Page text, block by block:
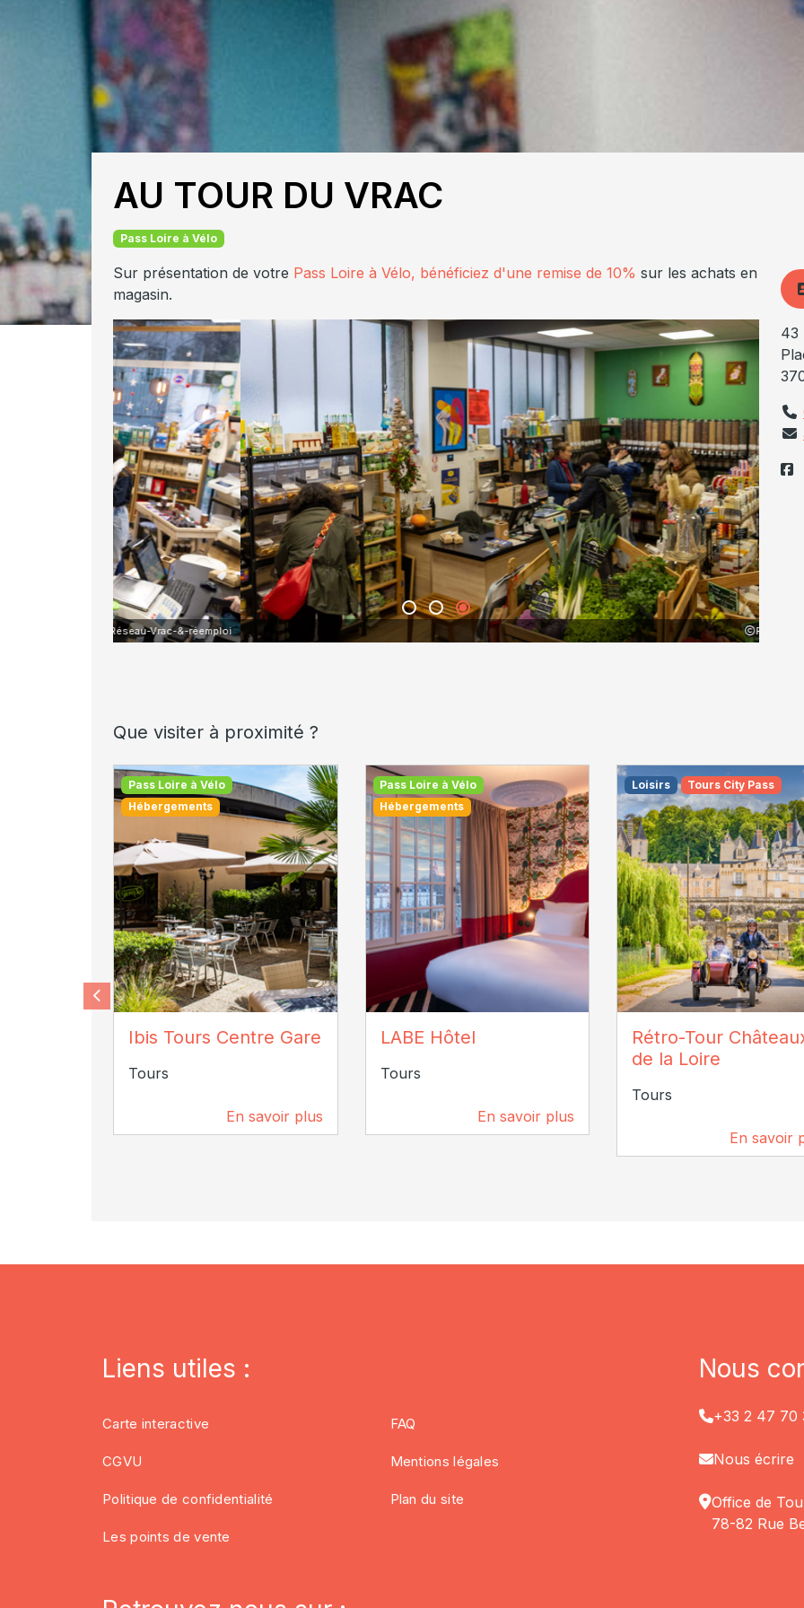
AU TOUR DU VRAC
Pass Loire à Vélo
Sur présentation de votre Pass Loire à Vélo, bénéficiez d'une remise de 10% sur les achats en
magasin.
Réseau-Vrac-&-réemploi
43
Que visiter à proximité ?
Pass Loire à Vélo
Hébergements
Ibis Tours Centre Gare
Tours
En savoir plus
Pass Loire à Vélo
Hébergements
LABE Hôtel
Tours
En savoir plus
Loisirs Tours City Pass
Rétro-Tour
de la Loire
Tours
En savoir
Liens utiles :
Carte interactive FAQ
CGVU Mentions légales
Politique de confidentialité Plan du site
Les points de vente
Nous
+33 2 47 70
Nous écrire
Office de
78-82 Rue